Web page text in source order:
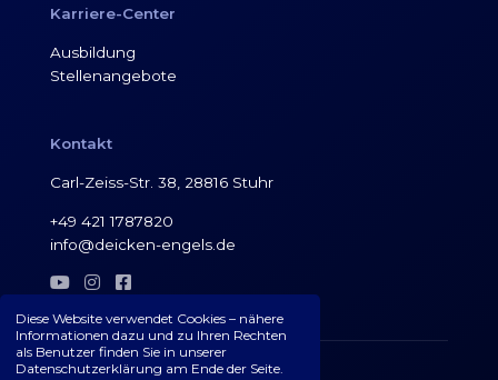
Diese Website verwendet Cookies – nähere
Informationen dazu und zu Ihren Rechten
als Benutzer finden Sie in unserer
Datenschutzerklärung am Ende der Seite.
Karriere-Center
Ausbildung
Stellenangebote
Kontakt
Carl-Zeiss-Str. 38, 28816 Stuhr
+49 421 1787820
info@deicken-engels.de
  